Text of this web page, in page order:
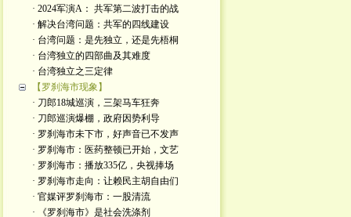
· 2024军演A： 共军第二波打击的战
· 解决台湾问题：共军的四线建设
· 台湾问题：是先独立，还是先梧桐
· 台湾独立的四部曲及其难度
· 台湾独立之三定律
【罗刹海市现象】
· 刀郎18城巡演，三架马车狂奔
· 刀郎巡演爆棚，政府因势利导
· 罗刹海市未下市，好声音已不发声
· 罗刹海市：医药整顿已开始，文艺
· 罗刹海市：播放335亿，央视捧场
· 罗刹海市走向：让赖民主胡自由们
· 官媒评罗刹海市：一股清流
· 《罗刹海市》是社会洗涤剂